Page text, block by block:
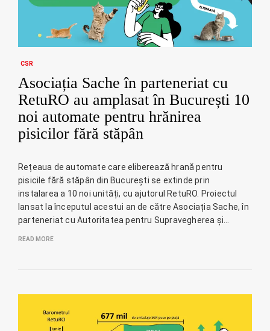
CSR
Asociația Sache în parteneriat cu
RetuRO au amplasat în București 10
noi automate pentru hrănirea
pisicilor fără stăpân
Rețeaua de automate care eliberează hrană pentru
pisicile fără stăpân din București se extinde prin
instalarea a 10 noi unități, cu ajutorul RetuRO. Proiectul
lansat la începutul acestui an de către Asociația Sache, în
parteneriat cu Autoritatea pentru Supravegherea și…
READ MORE